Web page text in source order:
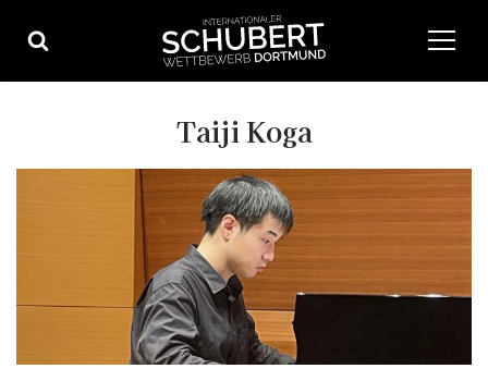
Inhalt
Taiji Koga